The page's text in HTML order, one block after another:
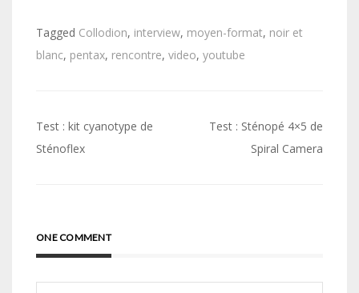
Tagged Collodion, interview, moyen-format, noir et
blanc, pentax, rencontre, video, youtube
Navigation
de
Test : kit cyanotype de
Sténoflex
Test : Sténopé 4×5 de
Spiral Camera
ONE COMMENT